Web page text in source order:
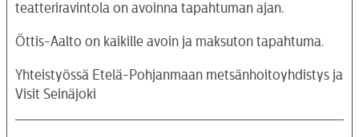
teatteriravintola on avoinna tapahtuman ajan.
Öttis-Aalto on kaikille avoin ja maksuton tapahtuma.
Yhteistyössä Etelä-Pohjanmaan metsänhoitoyhdistys ja
Visit Seinäjoki